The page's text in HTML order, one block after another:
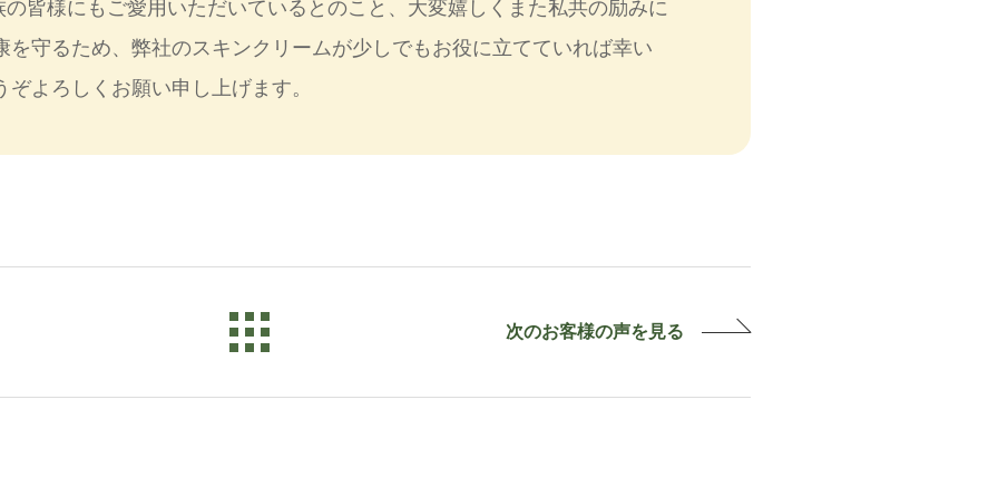
皆様にもご愛用いただいているとのこと、大変嬉しくまた私共の励みに
を守るため、弊社のスキンクリームが少しでもお役に立てていれば幸い
よろしくお願い申し上げます。
次のお客様の声を見る